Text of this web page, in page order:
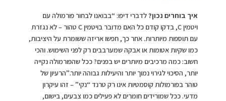
איך בוחרים נכון?לדברי דיפו: “בבואנו לבחור פורמולה עם
ויטמין C, בדקו קודם כל האם מדובר בויטמין C טהור – לא נגזרת
עם תוספות מיותרות. אחר כך, חפשו אריזה ששומרת על היציבות,
כמו שקיות אטומות או אבקה שמערבבים רק לפני השימוש. והכי
חשוב: כמה מרכיבים מיותרים יש בפנים? ככל שהפורמולה נקייה
יותר, הסיכוי לגירוי נמוך יותר והיעילות גבוהה יותר.”הרעיון של
טוהר בפורמולות קוסמטיות אינו רק טרנד “נקי” – זהו עיקרון
מדעי. ככל שמורידים חומרים לא פעילים כמו צבעים, בישום,